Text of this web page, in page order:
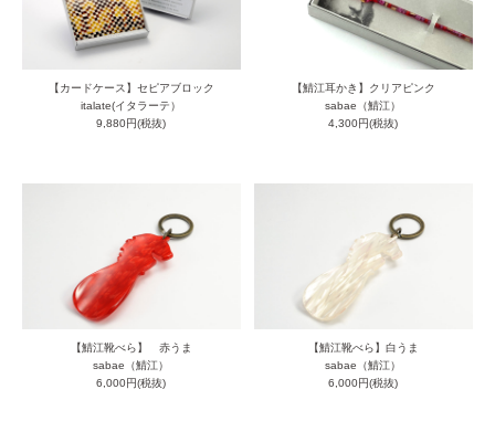
【カードケース】セピアブロック
italate(イタラーテ）
9,880円(税抜)
【鯖江耳かき】クリアピンク
sabae（鯖江）
4,300円(税抜)
【鯖江靴べら】 赤うま
sabae（鯖江）
6,000円(税抜)
【鯖江靴べら】白うま
sabae（鯖江）
6,000円(税抜)